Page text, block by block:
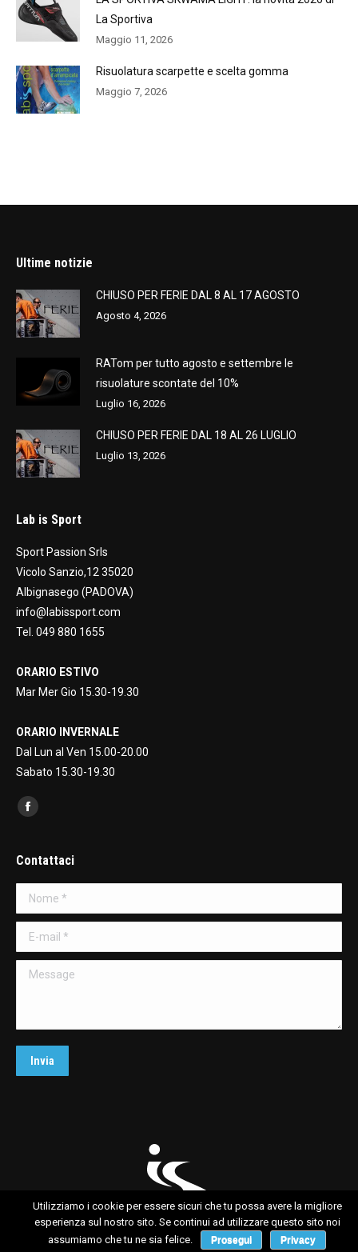
La Sportiva
Maggio 11, 2026
Risuolatura scarpette e scelta gomma
Maggio 7, 2026
Ultime notizie
CHIUSO PER FERIE DAL 8 AL 17 AGOSTO
Agosto 4, 2026
RATom per tutto agosto e settembre le
risuolature scontate del 10%
Luglio 16, 2026
CHIUSO PER FERIE DAL 18 AL 26 LUGLIO
Luglio 13, 2026
Lab is Sport
Sport Passion Srls
Vicolo Sanzio,12 35020
Albignasego (PADOVA)
info@labissport.com
Tel. 049 880 1655
ORARIO ESTIVO
Mar Mer Gio 15.30-19.30
ORARIO INVERNALE
Dal Lun al Ven 15.00-20.00
Sabato 15.30-19.30
Find us on:
Facebook
opens
new
window
Contattaci
Nome *
E-mail *
Message
Invia
Lab is Sport
Services
Utilizziamo i cookie per essere sicuri che tu possa avere la migliore
esperienza sul nostro sito. Se continui ad utilizzare questo sito noi
assumiamo che tu ne sia felice.
Prosegui Privacy